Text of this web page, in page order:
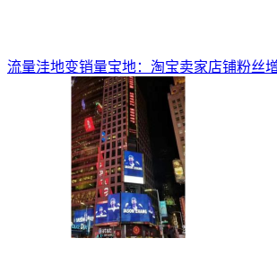
流量洼地变销量宝地：淘宝卖家店铺粉丝